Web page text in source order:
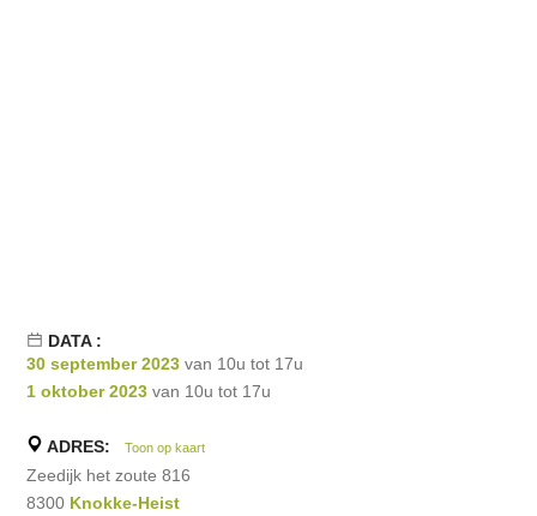
DATA :
30 september 2023 van 10u tot 17u
1 oktober 2023 van 10u tot 17u
ADRES: Toon op kaart
Zeedijk het zoute 816
8300 Knokke-Heist